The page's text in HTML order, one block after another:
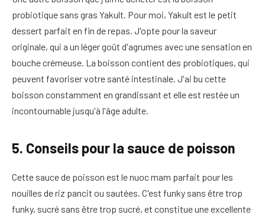
probiotique sans gras Yakult. Pour moi, Yakult est le petit
dessert parfait en fin de repas. J'opte pour la saveur
originale, qui a un léger goût d'agrumes avec une sensation en
bouche crémeuse. La boisson contient des probiotiques, qui
peuvent favoriser votre santé intestinale. J'ai bu cette
boisson constamment en grandissant et elle est restée un
incontournable jusqu'à l'âge adulte.
5. Conseils pour la sauce de poisson
Cette sauce de poisson est le nuoc mam parfait pour les
nouilles de riz pancit ou sautées. C'est funky sans être trop
funky, sucré sans être trop sucré, et constitue une excellente